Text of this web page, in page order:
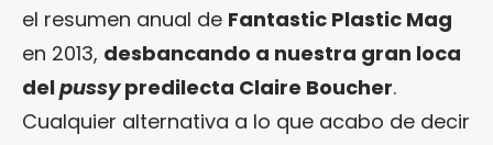
el resumen anual de Fantastic Plastic Mag
en 2013, desbancando a nuestra gran loca
delpussypredilecta Claire Boucher.
Cualquier alternativa a lo que acabo de decir